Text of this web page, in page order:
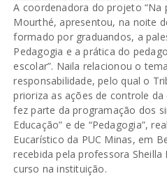
A coordenadora do projeto “Na
Mourthé, apresentou, na noite
formado por graduandos, a
Pedagogia e a prática do
escolar”. Naila relacionou o
responsabilidade, pelo qual o
prioriza as ações de controle
fez parte da programação dos
Educação” e de “Pedagogia”,
Eucarístico da PUC Minas, em
recebida pela professora
curso na instituição.